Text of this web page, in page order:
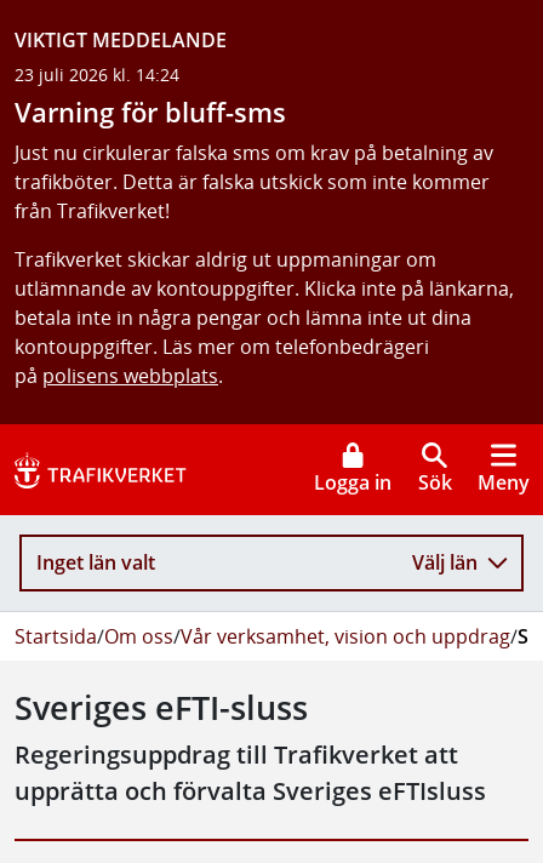
VIKTIGT MEDDELANDE
23 juli 2026 kl. 14:24
Varning för bluff-sms
Just nu cirkulerar falska sms om krav på betalning av
trafikböter. Detta är falska utskick som inte kommer
från Trafikverket!
Trafikverket skickar aldrig ut uppmaningar om
utlämnande av kontouppgifter. Klicka inte på länkarna,
betala inte in några pengar och lämna inte ut dina
kontouppgifter. Läs mer om telefonbedrägeri
på polisens webbplats.
Logga in Sök Meny
Inget län valt Välj län
Startsida/Om oss/Vår verksamhet, vision och uppdrag/
Sveriges eFTI-sluss
Regeringsuppdrag till Trafikverket att
upprätta och förvalta Sveriges eFTIsluss